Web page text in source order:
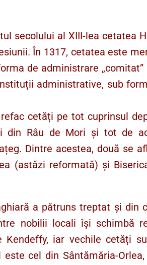
secolului al XIII-lea cetatea
În 1317, cetatea este
de administrare
administrative, sub
cetăți pe tot cuprinsul
din Râu de Mori și tot de
Dintre acestea, două se
(astăzi reformată) și
a pătruns treptat și din
nobilii locali își schimbă
Kendeffy, iar vechile cetăți
cel din Sântămăria-